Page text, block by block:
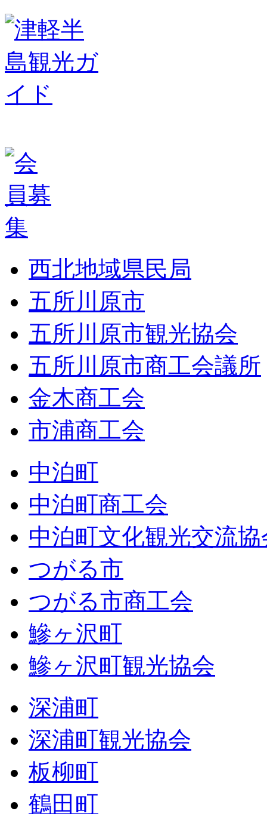
西北地域県民局
五所川原市
五所川原市観光協会
五所川原市商工会議所
金木商工会
市浦商工会
中泊町
中泊町商工会
中泊町文化観光交流協
つがる市
つがる市商工会
鰺ヶ沢町
鰺ヶ沢町観光協会
深浦町
深浦町観光協会
板柳町
鶴田町